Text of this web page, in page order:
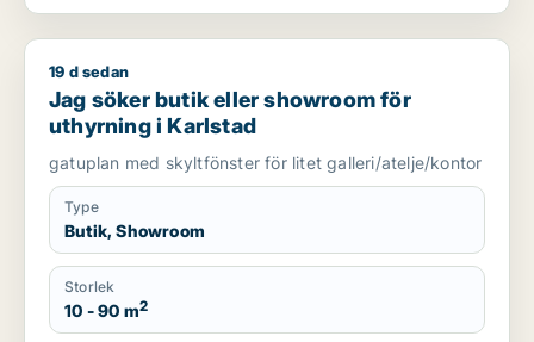
Jag söker butik eller showroom för uthyrning i Karlstad
19 d sedan
Jag söker butik eller showroom för
uthyrning i Karlstad
gatuplan med skyltfönster för litet galleri/atelje/kontor
Type
Butik, Showroom
Storlek
10 - 90 m2